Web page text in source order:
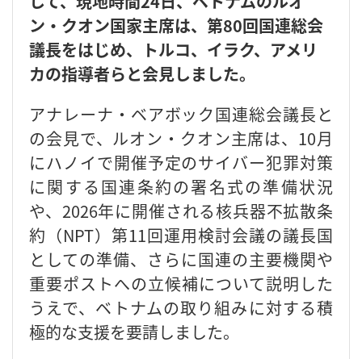
ン・クオン国家主席は、第80回国連総会
議長をはじめ、トルコ、イラク、アメリ
カの指導者らと会見しました。
アナレーナ・ベアボック国連総会議長と
の会見で、ルオン・クオン主席は、10月
にハノイで開催予定のサイバー犯罪対策
に関する国連条約の署名式の準備状況
や、2026年に開催される核兵器不拡散条
約（NPT）第11回運用検討会議の議長国
としての準備、さらに国連の主要機関や
重要ポストへの立候補について説明した
うえで、ベトナムの取り組みに対する積
極的な支援を要請しました。